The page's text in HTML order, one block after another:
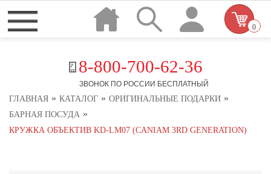
8-800-700-62-36
ЗВОНОК ПО РОССИИ БЕСПЛАТНЫЙ
0
ГЛАВНАЯ » КАТАЛОГ » ОРИГИНАЛЬНЫЕ ПОДАРКИ »
БАРНАЯ ПОСУДА »
КРУЖКА ОБЪЕКТИВ KD-LM07 (CANIAM 3RD GENERATION)